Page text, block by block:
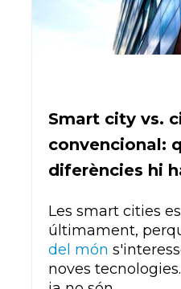
Smart city vs.
convencional:
diferències hi
Les smart cities
últimament,
del món
noves